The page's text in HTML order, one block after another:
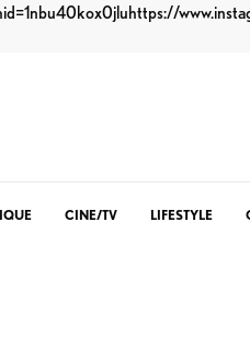
https://
CINE/TV LIFESTYLE